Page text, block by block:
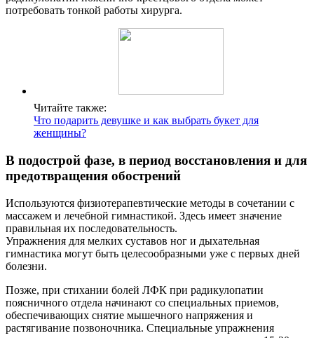
потребовать тонкой работы хирурга.
Читайте также:
Что подарить девушке и как выбрать букет для
женщины?
В подострой фазе, в период восстановления и для
предотвращения обострений
Используются физиотерапевтические методы в сочетании с
массажем и лечебной гимнастикой. Здесь имеет значение
правильная их последовательность.
Упражнения для мелких суставов ног и дыхательная
гимнастика могут быть целесообразными уже с первых дней
болезни.
Позже, при стихании болей ЛФК при радикулопатии
поясничного отдела начинают со специальных приемов,
обеспечивающих снятие мышечного напряжения и
растягивание позвоночника. Специальные упражнения